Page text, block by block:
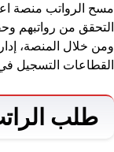
مسح الرواتب منصة
التحقق من رواتبهم
ومن خلال المنصة،
القطاعات التسجيل
طلب